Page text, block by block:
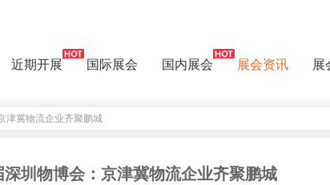
近期开展 国际展会 国内展会 展会资讯 展
津冀物流企业齐聚鹏城
深圳物博会：京津冀物流企业齐聚鹏城